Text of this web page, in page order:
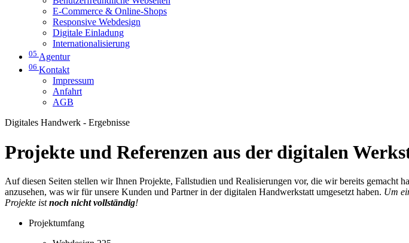
E-Commerce & Online-Shops
Responsive Webdesign
Digitale Einladung
Internationalisierung
05 Agentur
06 Kontakt
Impressum
Anfahrt
AGB
Digitales Handwerk - Ergebnisse
Projekte und Referenzen aus der digitalen
Auf diesen Seiten stellen wir Ihnen Projekte, Fallstudien und Realisierungen vor, die wir bereits gemacht
anzusehen, was wir für unsere Kunden und Partner in der digitalen Handwerkstatt umgesetzt haben. Um
Projekte istnoch nicht vollständig!
Projektumfang